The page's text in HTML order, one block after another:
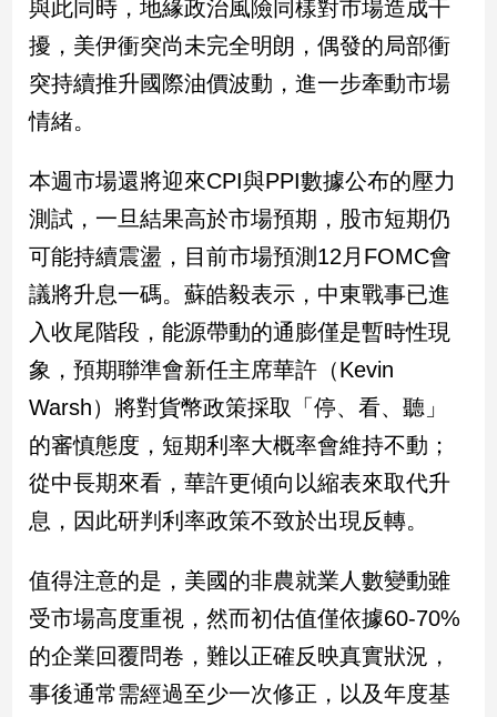
影
音
區
合
作
媒
體
投
稿
區
【我
觀
點】
與此同時，地緣政治風險同樣對市場造成干
擾，美伊衝突尚未完全明朗，偶發的局部衝
突持續推升國際油價波動，進一步牽動市場
情緒。
本週市場還將迎來CPI與PPI數據公布的壓力
測試，一旦結果高於市場預期，股市短期仍
可能持續震盪，目前市場預測12月FOMC會
議將升息一碼。蘇皓毅表示，中東戰事已進
入收尾階段，能源帶動的通膨僅是暫時性現
象，預期聯準會新任主席華許（Kevin
Warsh）將對貨幣政策採取「停、看、聽」
的審慎態度，短期利率大概率會維持不動；
從中長期來看，華許更傾向以縮表來取代升
息，因此研判利率政策不致於出現反轉。
值得注意的是，美國的非農就業人數變動雖
受市場高度重視，然而初估值僅依據60-70%
的企業回覆問卷，難以正確反映真實狀況，
事後通常需經過至少一次修正，以及年度基